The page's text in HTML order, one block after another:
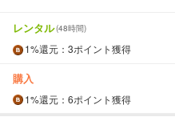
レンタル(48時間)
1%還元 ：3ポイント獲得
購入
1%還元 ：6ポイント獲得